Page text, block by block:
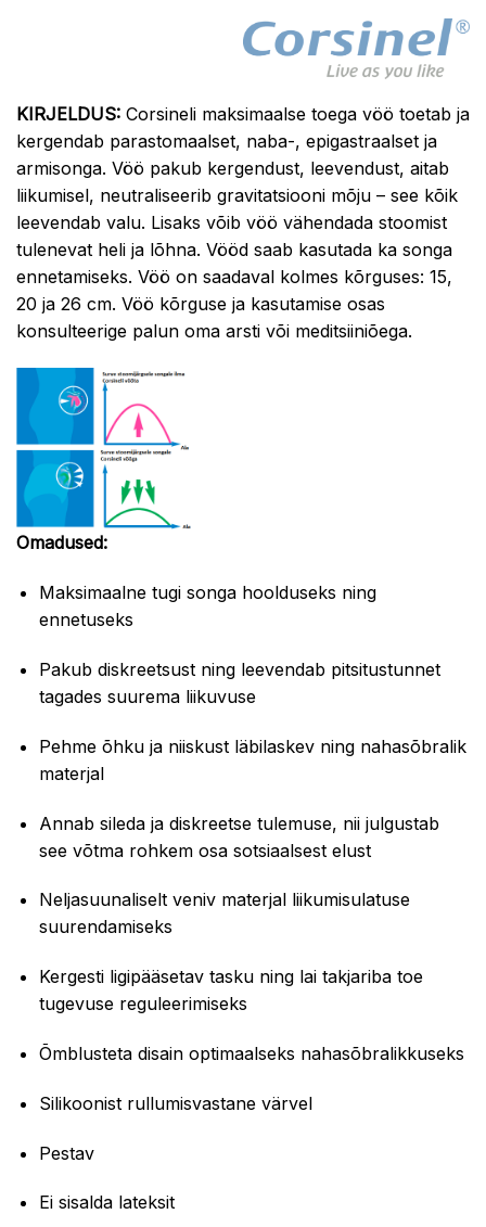
KIRJELDUS: Corsineli maksimaalse toega vöö toetab ja
kergendab parastomaalset, naba-, epigastraalset ja
armisonga. Vöö pakub kergendust, leevendust, aitab
liikumisel, neutraliseerib gravitatsiooni mõju – see kõik
leevendab valu. Lisaks võib vöö vähendada stoomist
tulenevat heli ja lõhna. Vööd saab kasutada ka songa
ennetamiseks. Vöö on saadaval kolmes kõrguses: 15,
20 ja 26 cm. Vöö kõrguse ja kasutamise osas
konsulteerige palun oma arsti või meditsiiniõega.
Omadused:
Maksimaalne tugi songa hoolduseks ning
ennetuseks
Pakub diskreetsust ning leevendab pitsitustunnet
tagades suurema liikuvuse
Pehme õhku ja niiskust läbilaskev ning nahasõbralik
materjal
Annab sileda ja diskreetse tulemuse, nii julgustab
see võtma rohkem osa sotsiaalsest elust
Neljasuunaliselt veniv materjal liikumisulatuse
suurendamiseks
Kergesti ligipääsetav tasku ning lai takjariba toe
tugevuse reguleerimiseks
Õmblusteta disain optimaalseks nahasõbralikkuseks
Silikoonist rullumisvastane värvel
Pestav
Ei sisalda lateksit